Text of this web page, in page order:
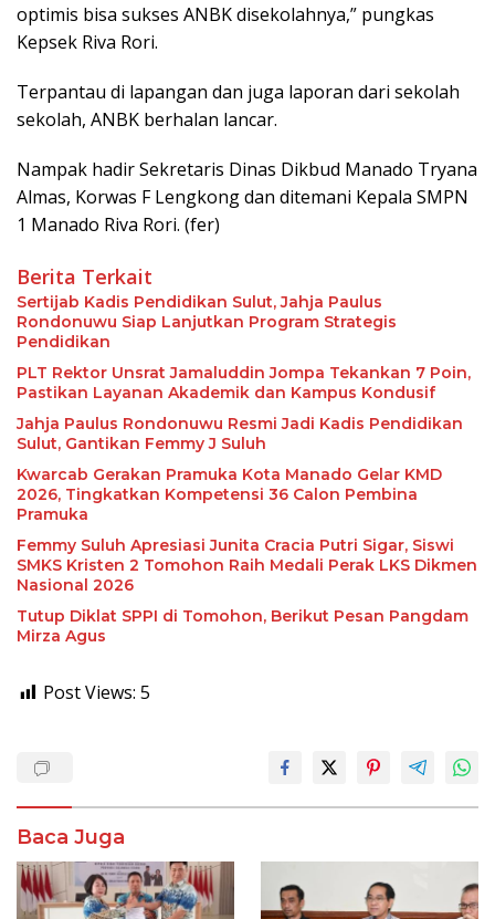
optimis bisa sukses ANBK disekolahnya,” pungkas
Kepsek Riva Rori.
Terpantau di lapangan dan juga laporan dari sekolah
sekolah, ANBK berhalan lancar.
Nampak hadir Sekretaris Dinas Dikbud Manado Tryana
Almas, Korwas F Lengkong dan ditemani Kepala SMPN
1 Manado Riva Rori. (fer)
Berita Terkait
Sertijab Kadis Pendidikan Sulut, Jahja Paulus
Rondonuwu Siap Lanjutkan Program Strategis
Pendidikan
PLT Rektor Unsrat Jamaluddin Jompa Tekankan 7 Poin,
Pastikan Layanan Akademik dan Kampus Kondusif
Jahja Paulus Rondonuwu Resmi Jadi Kadis Pendidikan
Sulut, Gantikan Femmy J Suluh
Kwarcab Gerakan Pramuka Kota Manado Gelar KMD
2026, Tingkatkan Kompetensi 36 Calon Pembina
Pramuka
Femmy Suluh Apresiasi Junita Cracia Putri Sigar, Siswi
SMKS Kristen 2 Tomohon Raih Medali Perak LKS Dikmen
Nasional 2026
Tutup Diklat SPPI di Tomohon, Berikut Pesan Pangdam
Mirza Agus
Post Views: 5
Baca Juga